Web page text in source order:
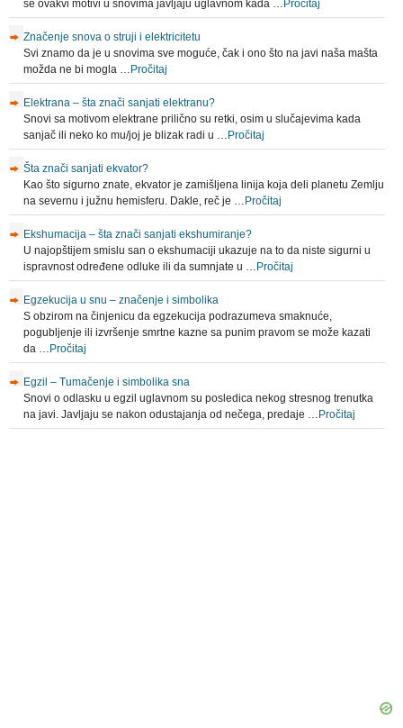
se ovakvi motivi u snovima javljaju uglavnom kada … Pročitaj
Značenje snova o struji i elektricitetu
Svi znamo da je u snovima sve moguće, čak i ono što na javi naša mašta
možda ne bi mogla … Pročitaj
Elektrana – šta znači sanjati elektranu?
Snovi sa motivom elektrane prilično su retki, osim u slučajevima kada
sanjač ili neko ko mu/joj je blizak radi u … Pročitaj
Šta znači sanjati ekvator?
Kao što sigurno znate, ekvator je zamišljena linija koja deli planetu Zemlju
na severnu i južnu hemisferu. Dakle, reč je … Pročitaj
Ekshumacija – šta znači sanjati ekshumiranje?
U najopštijem smislu san o ekshumaciji ukazuje na to da niste sigurni u
ispravnost određene odluke ili da sumnjate u … Pročitaj
Egzekucija u snu – značenje i simbolika
S obzirom na činjenicu da egzekucija podrazumeva smaknuće,
pogubljenje ili izvršenje smrtne kazne sa punim pravom se može kazati
da … Pročitaj
Egzil – Tumačenje i simbolika sna
Snovi o odlasku u egzil uglavnom su posledica nekog stresnog trenutka
na javi. Javljaju se nakon odustajanja od nečega, predaje … Pročitaj